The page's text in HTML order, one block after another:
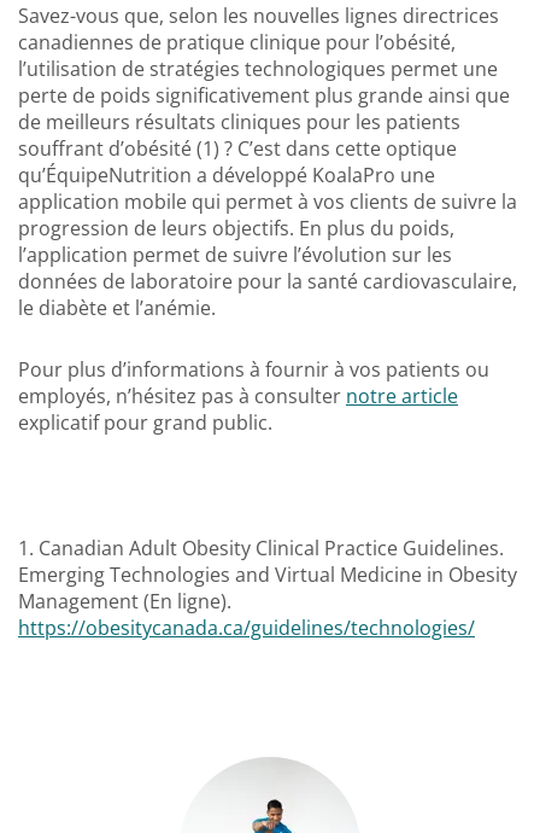
Savez-vous que, selon les nouvelles lignes directrices
canadiennes de pratique clinique pour l’obésité,
l’utilisation de stratégies technologiques permet une
perte de poids significativement plus grande ainsi que
de meilleurs résultats cliniques pour les patients
souffrant d’obésité (1) ? C’est dans cette optique
qu’ÉquipeNutrition a développé KoalaPro une
application mobile qui permet à vos clients de suivre la
progression de leurs objectifs. En plus du poids,
l’application permet de suivre l’évolution sur les
données de laboratoire pour la santé cardiovasculaire,
le diabète et l’anémie.
Pour plus d’informations à fournir à vos patients ou
employés, n’hésitez pas à consulter notre article
explicatif pour grand public.
1. Canadian Adult Obesity Clinical Practice Guidelines.
Emerging Technologies and Virtual Medicine in Obesity
Management (En ligne).
https://obesitycanada.ca/guidelines/technologies/